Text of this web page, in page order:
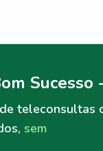
Sucesso
teleconsultas
sem